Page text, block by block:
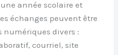
année scolaire et
échanges peuvent être
numériques divers :
courriel, site